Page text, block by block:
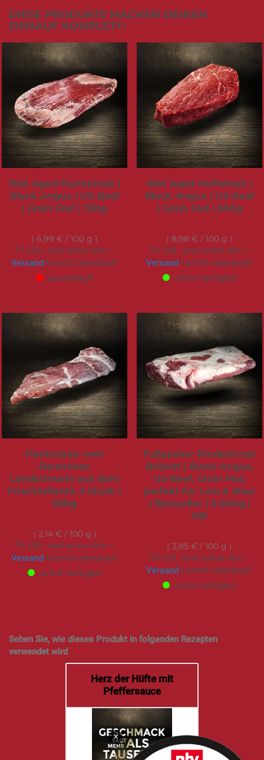
DIESE PRODUKTE MACHEN DEINEN
EINKAUF KOMPLETT:
Wet Aged Flanksteak |
Black-Angus | US-Beef
| Grain Fed | 700g
6,99 € / 100 g
7% USt. sind schon drin –
Versand kommt obendrauf.
ausverkauft
Wet Aged Hüftsteak |
Black-Angus | US-Beef
| Grain Fed | 300g
8,98 € / 100 g
7% USt. sind schon drin –
Versand kommt obendrauf.
sofort verfügbar
Flanksteak vom
Deutsches
Landschwein aus dem
Frischluftstall. 2 Stück |
650g
2,14 €/ 100 g
7% USt. sind schon drin –
Versand kommt obendrauf.
sofort verfügbar
Fullpacker Rinderbrust
Brisket | Black-Angus,
US-Beef, Grain Fed,
perfekt für Low & Slow
| Bestseller | 6.000g |
NB
3,85 € / 100 g
7% USt. sind schon drin –
Versand kommt obendrauf.
sofort verfügbar
Sehen Sie, wie dieses Produkt in folgenden Rezepten
verwendet wird
Herz der Hüfte mit
Pfeffersauce
×